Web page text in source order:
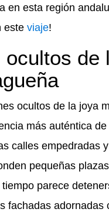
en esta región
este viaje!
ocultos de
ocultos de la joya
más auténtica de
calles empedradas y
pequeñas
parece
fachadas adornadas